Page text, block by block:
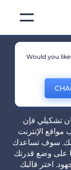
خلال
تشكيلي فإن
الإنترنت
سوف تساعدك
على وضع قدرتك
اختر قالبك
Would you